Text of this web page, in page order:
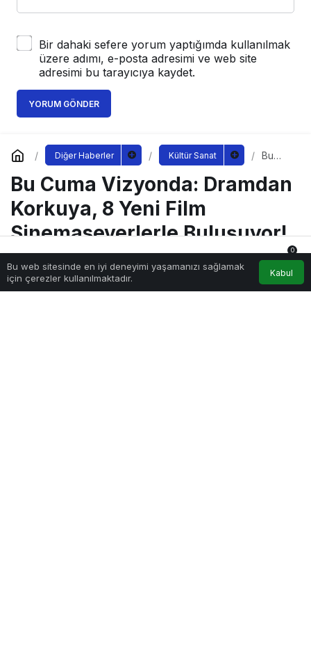
Bir dahaki sefere yorum yaptığımda kullanılmak
üzere adımı, e-posta adresimi ve web site
adresimi bu tarayıcıya kaydet.
YORUM GÖNDER
Diğer Haberler Kültür Sanat
Bu
Vizyon
da:
Korkuy
a, 8
Film
Sinem
asever
Bu Cuma Vizyonda: Dramdan
Korkuya, 8 Yeni Film
Sinemaseverlerle Buluşuyor!
Sağlıklı.Orgtarafından yayınlandı
16 Ekim 2025, 00:13yayınlandı
Bu web sitesinde en iyi deneyimi yaşamanızı sağlamak
için çerezler kullanılmaktadır.
Kabul
Anasayfa Akış Hesabım Bildirimler
0